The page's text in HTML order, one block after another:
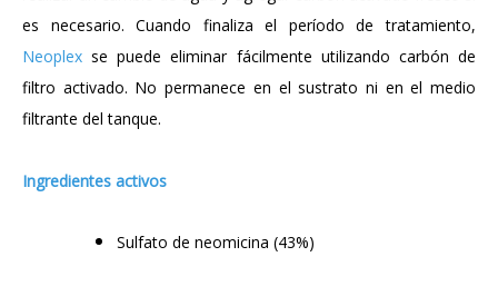
es necesario.Cuando finaliza el período de tratamiento,
Neoplex se puede eliminar fácilmente utilizando carbón de
filtro activado. No permanece en el sustrato ni en el medio
filtrante del tanque.
Ingredientes activos
Sulfato de neomicina (43%)